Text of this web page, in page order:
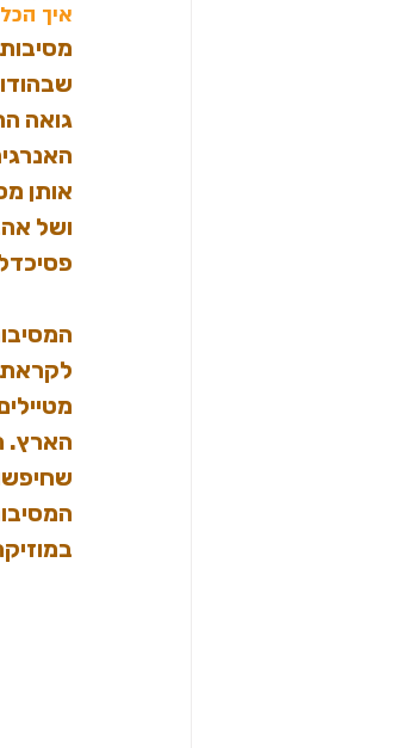
בגדי גברים
פוקט חגורת
איך
גואה
אותן
ושל
הארץ.